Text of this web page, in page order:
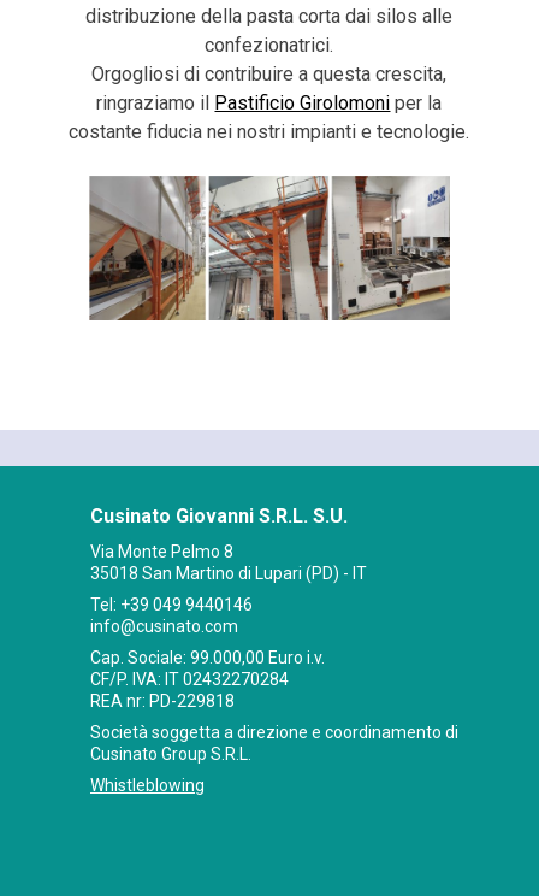
distribuzione della pasta corta dai silos alle
confezionatrici.
Orgogliosi di contribuire a questa crescita,
ringraziamo il Pastificio Girolomoni per la
costante fiducia nei nostri impianti e tecnologie.
Cusinato Giovanni S.R.L. S.U.
Via Monte Pelmo 8
35018 San Martino di Lupari (PD) - IT
Tel: +39 049 9440146
info@cusinato.com
Cap. Sociale: 99.000,00 Euro i.v.
CF/P. IVA: IT 02432270284
REA nr: PD-229818
Società soggetta a direzione e coordinamento di
Cusinato Group S.R.L.
Whistleblowing